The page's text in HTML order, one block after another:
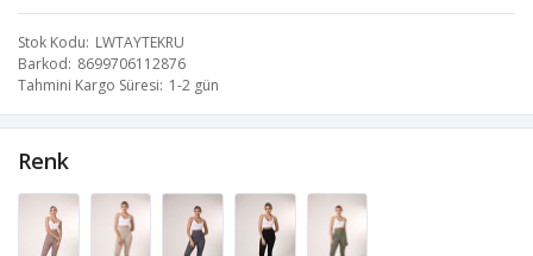
Stok Kodu LWTAYTEKRU
Barkod 8699706112876
Tahmini Kargo Süresi 1-2 gün
Renk